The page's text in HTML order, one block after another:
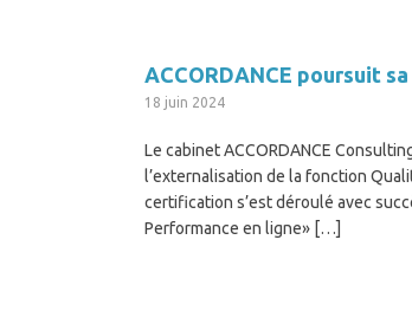
ACCORDANCE poursuit
18 juin 2024
Le cabinet ACCORDANCE
l’externalisation de la fonction
certification s’est déroulé avec
Performance en ligne» […]